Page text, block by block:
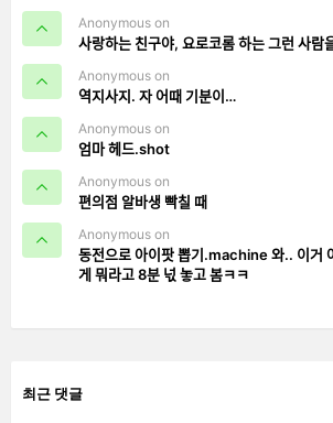
Anonymous on
사랑하는 친구야, 요로코롬 하는 그런
Anonymous on
역지사지. 자 어때 기분이…
Anonymous on
엄마 헤드.shot
Anonymous on
편의점 알바생 빡칠 때
Anonymous on
동전으로 아이팟 뽑기.machine 와.. 이거
게 뭐라고 8분 넋 놓고 봄ㅋㅋ
최근 댓글